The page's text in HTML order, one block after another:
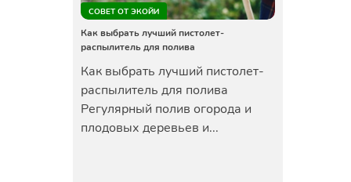
СОВЕТ ОТ ЭКОЙИ
Как выбрать лучший пистолет-
распылитель для полива
Как выбрать лучший пистолет-
распылитель для полива
Регулярный полив огорода и
плодовых деревьев и...